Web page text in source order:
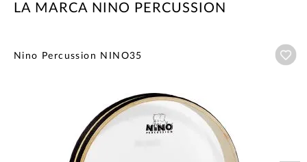
LA MARCA NINO PERCUSSION
Nino Percussion NINO35